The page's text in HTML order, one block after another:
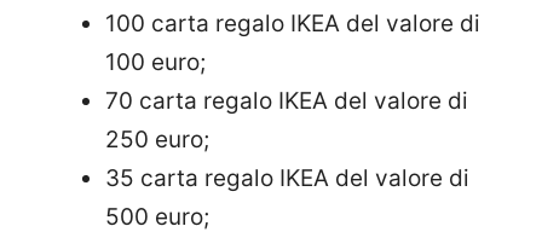
100 carta regalo IKEA del valore di
100 euro;
70 carta regalo IKEA del valore di
250 euro;
35 carta regalo IKEA del valore di
500 euro;